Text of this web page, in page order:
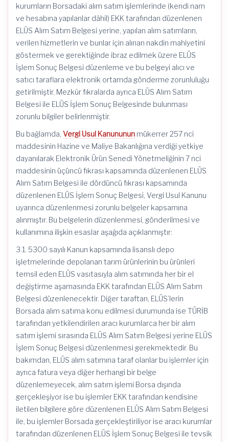
kurumların Borsadaki alım satım işlemlerinde (kendi nam
ve hesabına yapılanlar dâhil) EKK tarafından düzenlenen
ELÜS Alım Satım Belgesi yerine, yapılan alım satımların,
verilen hizmetlerin ve bunlar için alınan nakdin mahiyetini
göstermek ve gerektiğinde ibraz edilmek üzere ELÜS
İşlem Sonuç Belgesi düzenleme ve bu belgeyi alıcı ve
satıcı taraflara elektronik ortamda gönderme zorunluluğu
getirilmiştir. Mezkûr fıkralarda ayrıca ELÜS Alım Satım
Belgesi ile ELÜS İşlem Sonuç Belgesinde bulunması
zorunlu bilgiler belirlenmiştir.
Bu bağlamda, Vergi Usul Kanununun mükerrer 257 nci
maddesinin Hazine ve Maliye Bakanlığına verdiği yetkiye
dayanılarak Elektronik Ürün Senedi Yönetmeliğinin 7 nci
maddesinin üçüncü fıkrası kapsamında düzenlenen ELÜS
Alım Satım Belgesi ile dördüncü fıkrası kapsamında
düzenlenen ELÜS İşlem Sonuç Belgesi, Vergi Usul Kanunu
uyarınca düzenlenmesi zorunlu belgeler kapsamına
alınmıştır. Bu belgelerin düzenlenmesi, gönderilmesi ve
kullanımına ilişkin esaslar aşağıda açıklanmıştır:
3.1. 5300 sayılı Kanun kapsamında lisanslı depo
işletmelerinde depolanan tarım ürünlerinin bu ürünleri
temsil eden ELÜS vasıtasıyla alım satımında her bir el
değiştirme aşamasında EKK tarafından ELÜS Alım Satım
Belgesi düzenlenecektir. Diğer taraftan, ELÜS’lerin
Borsada alım satıma konu edilmesi durumunda ise TÜRİB
tarafından yetkilendirilen aracı kurumlarca her bir alım
satım işlemi sırasında ELÜS Alım Satım Belgesi yerine ELÜS
İşlem Sonuç Belgesi düzenlenmesi gerekmektedir. Bu
bakımdan, ELÜS alım satımına taraf olanlar bu işlemler için
ayrıca fatura veya diğer herhangi bir belge
düzenlemeyecek, alım satım işlemi Borsa dışında
gerçekleşiyor ise bu işlemler EKK tarafından kendisine
iletilen bilgilere göre düzenlenen ELÜS Alım Satım Belgesi
ile, bu işlemler Borsada gerçekleştiriliyor ise aracı kurumlar
tarafından düzenlenen ELÜS İşlem Sonuç Belgesi ile tevsik